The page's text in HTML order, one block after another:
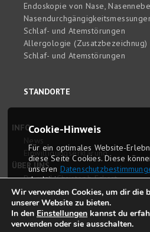
Endoskopie von Nase,
Schlaf- und Atemstörungen
Allergologie (Zusatzbezeichnug)
Schlaf- und Atemstörungen
STANDORTE
INFO
News
Einwilligungserklärung
ÜBER UNS
Dr. med. Christoph Eckert
Dr. med. Sophie Eckert
Delyana Tomova-Berlin
Philosophie und Anspruch
Stellenangebote
Wir verwenden Cookies, um dir die
unserer Website zu bieten.
In den Einstellungen kannst du
verwenden oder sie ausschalten.
Cookie-Hinweis
Für ein optimales Website-
diese Seite Cookies. Diese
unseren
deaktivieren.
OK